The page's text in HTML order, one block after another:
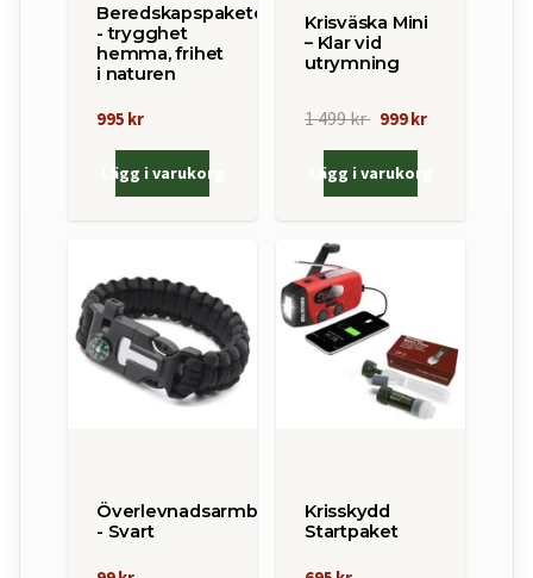
Beredskapspaketet
- trygghet
hemma, frihet
i naturen
995 kr
Lägg i varukorg
Krisväska Mini
– Klar vid
utrymning
1 499 kr 999 kr
Lägg i varukorg
Överlevnadsarmband
- Svart
Krisskydd
Startpaket